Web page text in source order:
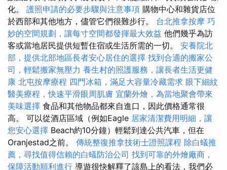
化。 護照申請的必要步驟與注意事項 購物中心和雜貨店位
於西部和其他地方，儘管它們很難步行。 台北推拿按摩 巧
妙的空間規劃，讓每寸空間都發揮最大效益 他們幾乎為訪
客或當地居民提供短暫住宿或生活所需的一切。 安養院北
部，提供北部地區長者安心居住的選擇 找到合適的搬家公
司，輕鬆搬家無壓力 養生村的照護服務，讓長者生活更健
康 北屯按摩療程 四門冰箱，滿足大容量冷藏需求 眼下細紋
醫美療程，快速平滑眼周肌膚 宜蘭外燴，為當地聚會帶來
美味選擇 食品和其他物品都來自進口，因此價格通常很
高。 可以從酒店區域（例如Eagle 居家清潔費用明細，讓
您安心選擇 Beach約10分鐘）輕鬆到達公共汽車，但在
Oranjestad之前。 傳統整復推拿技術士證照課程 除白蟻推
薦，尋找值得信賴的白蟻防治公司 找到可靠的外燴廠商，
保障活動順利進行 導遊很快解釋了該島上的看法，我們必